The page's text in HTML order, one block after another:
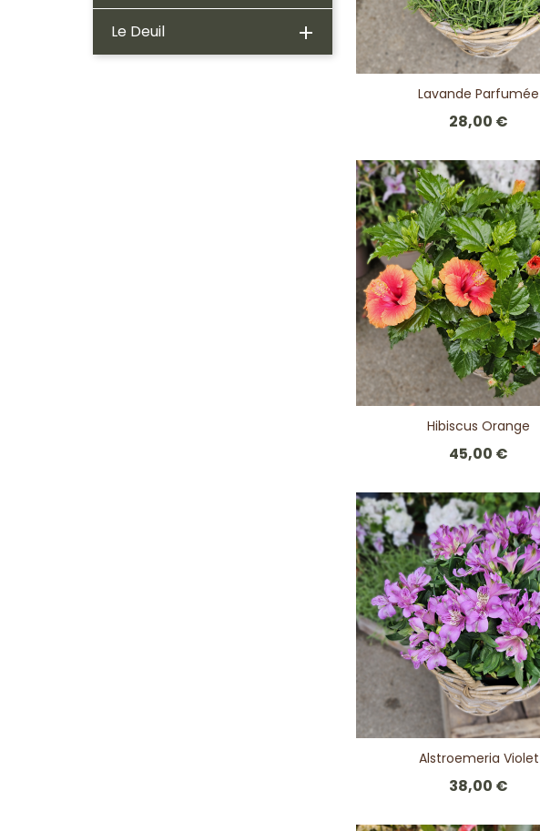
Le Deuil 
Lavande Parfumée
28,00 €
Hibiscus Orange
45,00 €
Alstroemeria Violet
38,00 €